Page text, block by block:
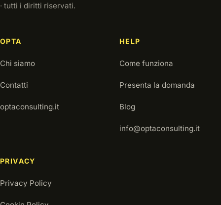
· tutti i diritti riservati.
OPTA
Chi siamo
Contatti
optaconsulting.it
HELP
Come funziona
Presenta la domanda
Blog
info@optaconsulting.it
PRIVACY
Privacy Policy